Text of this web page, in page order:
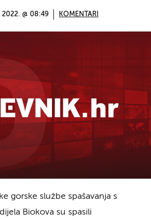
2022. @ 08:49 KOMENTARI
gorske službe spašavanja s
Biokova su spasili